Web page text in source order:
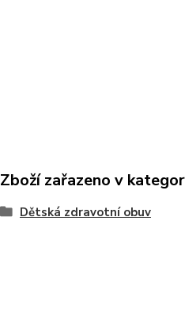
Zboží zařazeno v
Dětská zdravotní obuv